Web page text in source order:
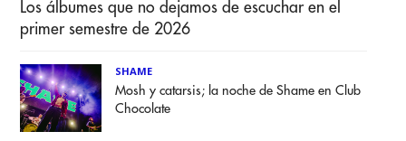
Los álbumes que no dejamos de escuchar en el
primer semestre de 2026
SHAME
Mosh y catarsis; la noche de Shame en Club
Chocolate